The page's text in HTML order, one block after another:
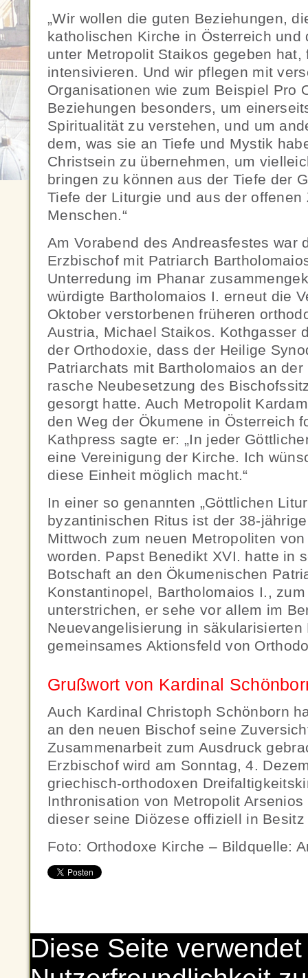
„Wir wollen die guten Beziehungen,
katholischen Kirche in Österreich und
unter Metropolit Staikos gegeben
intensivieren. Und wir pflegen mit
Organisationen wie zum Beispiel Pro
Beziehungen besonders, um
Spiritualität zu verstehen, und um
dem, was sie an Tiefe und Mystik
Christsein zu übernehmen, um
bringen zu können aus der Tiefe der
Tiefe der Liturgie und aus der offenen
Menschen.“
Am Vorabend des Andreasfestes war
Erzbischof mit Patriarch
Unterredung im Phanar
würdigte Bartholomaios I. erneut die
Oktober verstorbenen früheren
Austria, Michael Staikos. Kothgasser
der Orthodoxie, dass der Heilige
Patriarchats mit Bartholomaios an
rasche Neubesetzung des
gesorgt hatte. Auch Metropolit
den Weg der Ökumene in Österreich
Kathpress sagte er: „In jeder
eine Vereinigung der Kirche. Ich
diese Einheit möglich macht.“
In einer so genannten „Göttlichen
byzantinischen Ritus ist der 38-
Mittwoch zum neuen Metropoliten
worden. Papst Benedikt XVI. hatte in
Botschaft an den Ökumenischen
Konstantinopel, Bartholomaios I.,
unterstrichen, er sehe vor allem im
Neuevangelisierung in säkularisierten
gemeinsames Aktionsfeld von
Grußwort von Kardinal
Auch Kardinal Christoph Schönborn
an den neuen Bischof seine
Zusammenarbeit zum Ausdruck
Erzbischof wird am Sonntag, 4.
griechisch-orthodoxen
Inthronisation von Metropolit
dieser seine Diözese offiziell in
Foto: Orthodoxe Kirche – Bildquelle:
Diese Seite